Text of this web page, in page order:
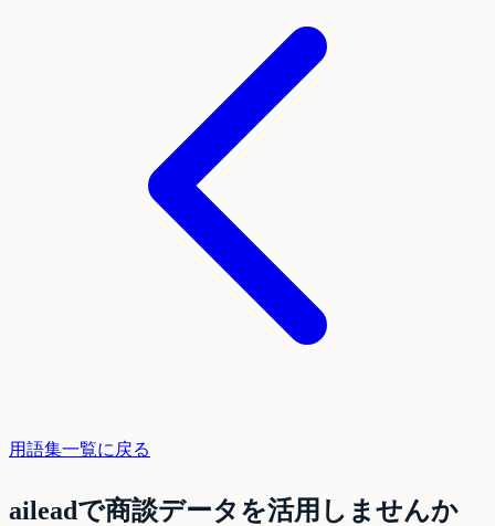
用語集一覧に戻る
aileadで商談データを活用しませんか